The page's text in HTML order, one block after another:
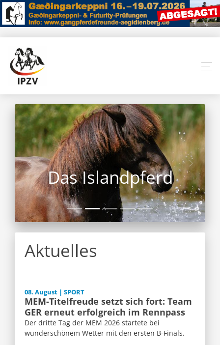
Das Islandpferd
Aktuelles
08. August | SPORT
MEM-Titelfreude setzt sich fort: Team
GER erneut erfolgreich im Rennpass
Der dritte Tag der MEM 2026 startete bei
wunderschönem Wetter mit den ersten B-Finals.